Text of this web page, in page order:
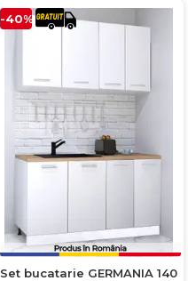
-40%
Set bucatarie GERMANIA 140